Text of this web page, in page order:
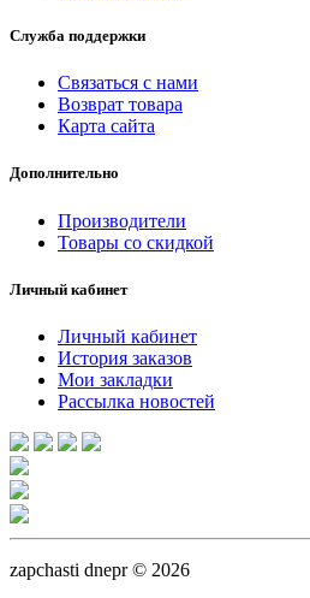
Служба поддержки
Связаться с нами
Возврат товара
Карта сайта
Дополнительно
Производители
Товары со скидкой
Личный кабинет
Личный кабинет
История заказов
Мои закладки
Рассылка новостей
zapchasti dnepr © 2026